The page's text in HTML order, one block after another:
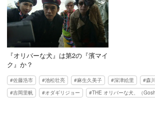
『オリバーな犬』は第2の『濱マイ
ク』か？
佐藤浩市 池松壮亮 麻生久美子 深津絵里 森
吉岡里帆
オダギリジョー THE オリバーな犬、（